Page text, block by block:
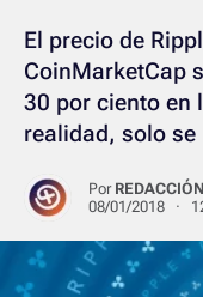
El precio de
CoinMarketCap
30 por ciento en
realidad, solo
Por REDACCIÓN
08/01/2018 ·